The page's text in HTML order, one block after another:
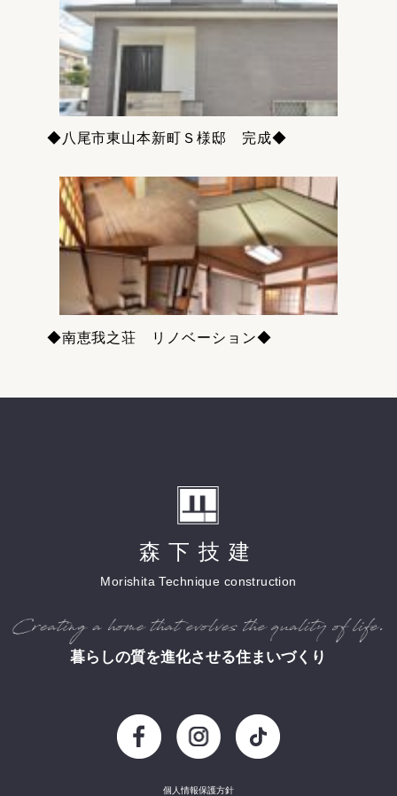
◆八尾市東山本新町Ｓ様邸 完成◆
◆南恵我之荘 リノベーション◆
森下技建
Morishita Technique construction
暮らしの質を進化させる住まいづくり
個人情報保護方針